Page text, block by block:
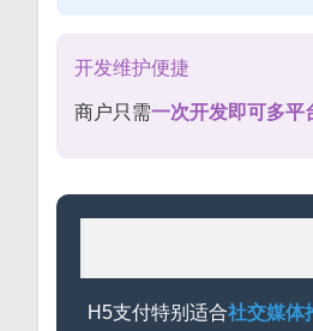
开发维护便捷
商户只需一次开发即可多平
H5支付特别适合社交媒体